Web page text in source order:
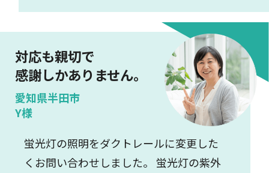
対応も親切で
感謝しかありません。
愛知県半田市
Y様
蛍光灯の照明をダクトレールに変更した
くお問い合わせしました。 蛍光灯の紫外